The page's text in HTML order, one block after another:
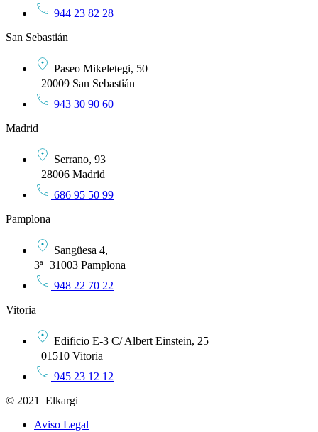
944 23 82 28
San Sebastián
Paseo Mikeletegi, 50
20009 San Sebastián
943 30 90 60
Madrid
Serrano, 93
28006 Madrid
686 95 50 99
Pamplona
Sangüesa 4,
3ª 31003 Pamplona
948 22 70 22
Vitoria
Edificio E-3 C/ Albert Einstein, 25
01510 Vitoria
945 23 12 12
© 2021 Elkargi
Aviso Legal